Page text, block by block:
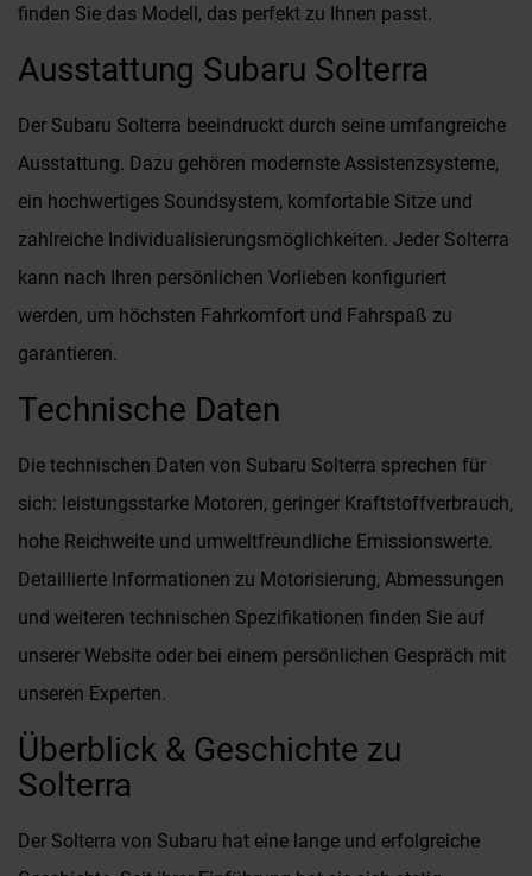
finden Sie das Modell, das perfekt zu Ihnen passt.
Ausstattung Subaru Solterra
Der Subaru Solterra beeindruckt durch seine umfangreiche
Ausstattung. Dazu gehören modernste Assistenzsysteme,
ein hochwertiges Soundsystem, komfortable Sitze und
zahlreiche Individualisierungsmöglichkeiten. Jeder Solterra
kann nach Ihren persönlichen Vorlieben konfiguriert
werden, um höchsten Fahrkomfort und Fahrspaß zu
garantieren.
Technische Daten
Die technischen Daten von Subaru Solterra sprechen für
sich: leistungsstarke Motoren, geringer Kraftstoffverbrauch,
hohe Reichweite und umweltfreundliche Emissionswerte.
Detaillierte Informationen zu Motorisierung, Abmessungen
und weiteren technischen Spezifikationen finden Sie auf
unserer Website oder bei einem persönlichen Gespräch mit
unseren Experten.
Überblick & Geschichte zu
Solterra
Der Solterra von Subaru hat eine lange und erfolgreiche